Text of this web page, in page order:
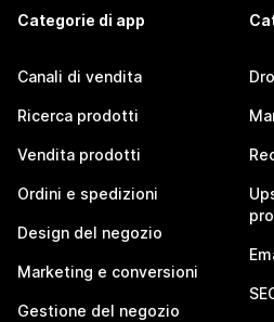
Categorie di app
Canali di vendita
Ricerca prodotti
Vendita prodotti
Ordini e spedizioni
Design del negozio
Marketing e conversioni
Gestione del negozio